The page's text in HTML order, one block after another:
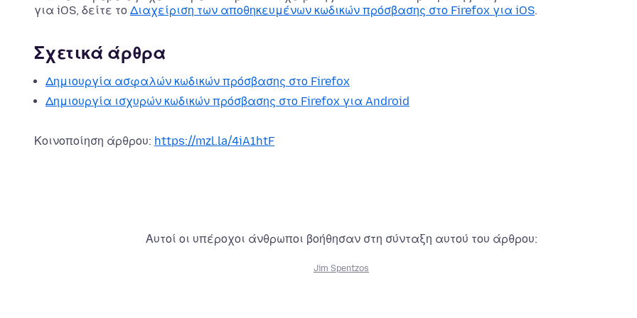
για iOS, δείτε το Διαχείριση των αποθηκευμένων κωδικών πρόσβασης στο Firefox για iOS.
Σχετικά άρθρα
Δημιουργία ασφαλών κωδικών πρόσβασης στο Firefox
Δημιουργία ισχυρών κωδικών πρόσβασης στο Firefox για Android
Κοινοποίηση άρθρου: https://mzl.la/4iA1htF
Αυτοί οι υπέροχοι άνθρωποι βοήθησαν στη σύνταξη αυτού του άρθρου:
Jim Spentzos